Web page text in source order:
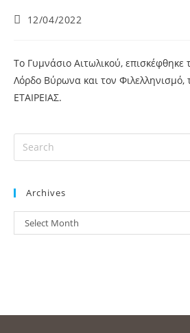
12/04/2022
Το Γυμνάσιο Αιτωλικού, επισκέφθηκε
Λόρδο Βύρωνα και τον
ΕΤΑΙΡΕΙΑΣ.
Archives
Select Month